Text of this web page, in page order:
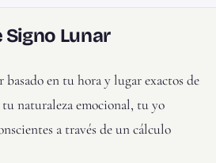
Signo Lunar
en tu hora y lugar exactos de
naturaleza emocional, tu yo
a través de un cálculo